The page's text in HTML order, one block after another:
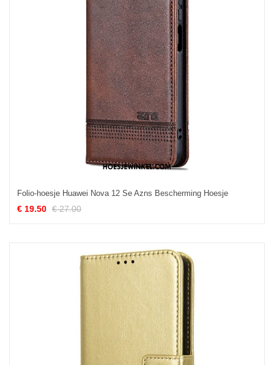
Folio-hoesje Huawei Nova 12 Se Azns Bescherming Hoesje
€ 19.50 € 27.00